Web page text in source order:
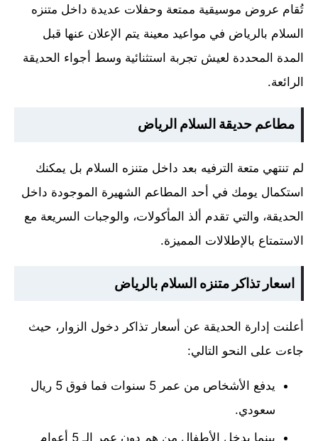
تُقام عروض موسيقية ممتعة وحفلات عديدة داخل متنزه
السلام بالرياض في مواعيد معينة يتم الإعلان عنها قبل
المدة المحددة لعيش تجربة استثنائية وسط أجواء الحديقة
الرائعة.
مطاعم حديقة السلام الرياض
لم تنتهي متعة الترفيه بعد داخل متنزه السلام بل يمكنك
استكمال يومك في أحد المطاعم الشهيرة الموجودة داخل
الحديقة، والتي تقدم ألذ المأكولات، والوجبات السريعة مع
الاستمتاع بالإطلالات المميزة.
اسعار تذاكر متنزه السلام بالرياض
أعلنت إدارة الحديقة عن أسعار تذاكر دخول الزوار، حيث
جاءت على النحو التالي:
يدفع الأشخاص من عمر 5 سنوات فما فوق 5 ريال
سعودي.
بينما يدخل الأطفال من هم دون عمر الـ 5 أعوام